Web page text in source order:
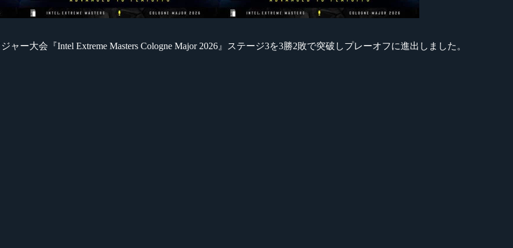
ジャー大会『Intel Extreme Masters Cologne Major 2026』ステージ3を3勝2敗で突破しプレーオフに進出しました。